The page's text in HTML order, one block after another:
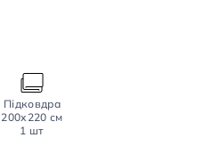
Підковдра
200х220 см
1 шт